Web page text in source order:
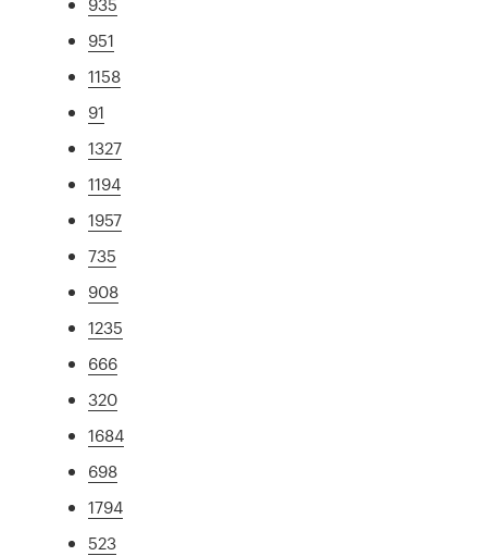
951
1158
91
1327
1194
1957
735
908
1235
666
320
1684
698
1794
523